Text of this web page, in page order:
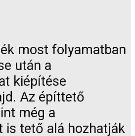
most folyamatban
után a
kiépítése
Az építtető
még a
is tető alá hozhatják